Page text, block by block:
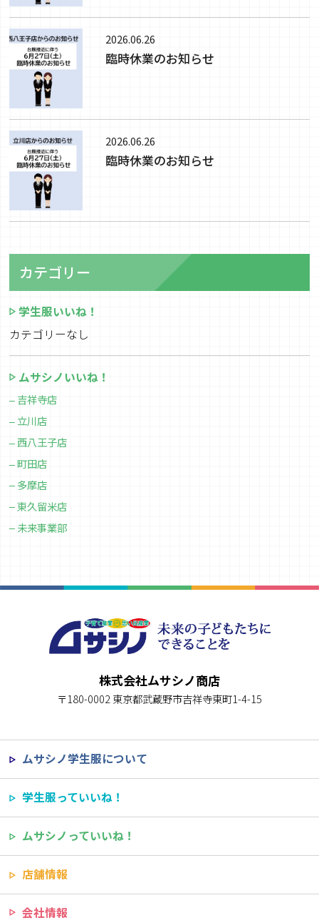
2026.06.26
臨時休業のお知らせ
2026.06.26
臨時休業のお知らせ
カテゴリー
学生服いいね！
カテゴリーなし
ムサシノいいね！
吉祥寺店
立川店
西八王子店
町田店
多摩店
東久留米店
未来事業部
株式会社ムサシノ商店
〒180-0002 東京都武蔵野市吉祥寺東町1-4-15
ムサシノ学生服について
学生服っていいね！
ムサシノっていいね！
店舗情報
会社情報